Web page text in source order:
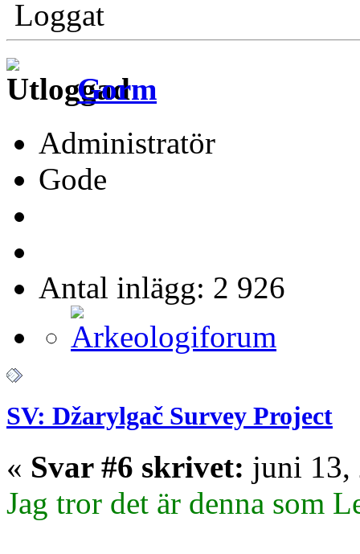
Loggat
Gorm
Administratör
Gode
Antal inlägg: 2 926
SV: Džarylgač Survey Project
« Svar #6 skrivet: juni 13,
Jag tror det är denna som